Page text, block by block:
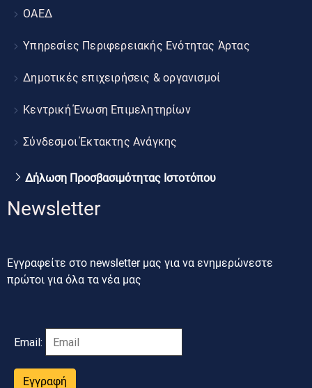
ΟΑΕΔ
Υπηρεσίες Περιφερειακής Ενότητας Άρτας
Δημοτικές επιχειρήσεις & οργανισμοί
Κεντρική Ένωση Επιμελητηρίων
Σύνδεσμοι Έκτακτης Ανάγκης
Δήλωση Προσβασιμότητας Ιστοτόπου
Newsletter
Εγγραφείτε στο newsletter μας για να ενημερώνεστε
πρώτοι για όλα τα νέα μας
Email:
Εγγραφή